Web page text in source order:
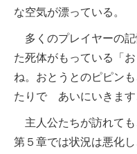
な空気が漂っている。
多くのプレイヤーの記
た死体がもっている「
ね。おとうとのピピン
たりで あいにいきます
主人公たちが訪れて
第５章では状況は悪化